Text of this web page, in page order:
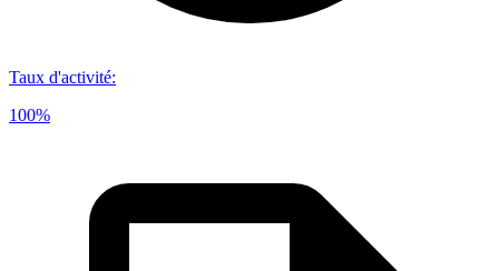
Taux d'activité:
100%